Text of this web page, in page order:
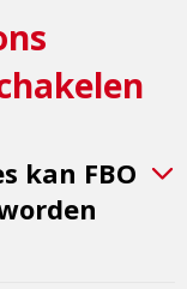
kan FBO